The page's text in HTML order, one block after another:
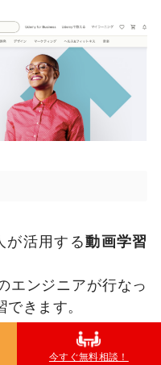
が活用する動画学習
エンジニアが行なっ
きます。
買い切り型である
今すぐ無料相談！